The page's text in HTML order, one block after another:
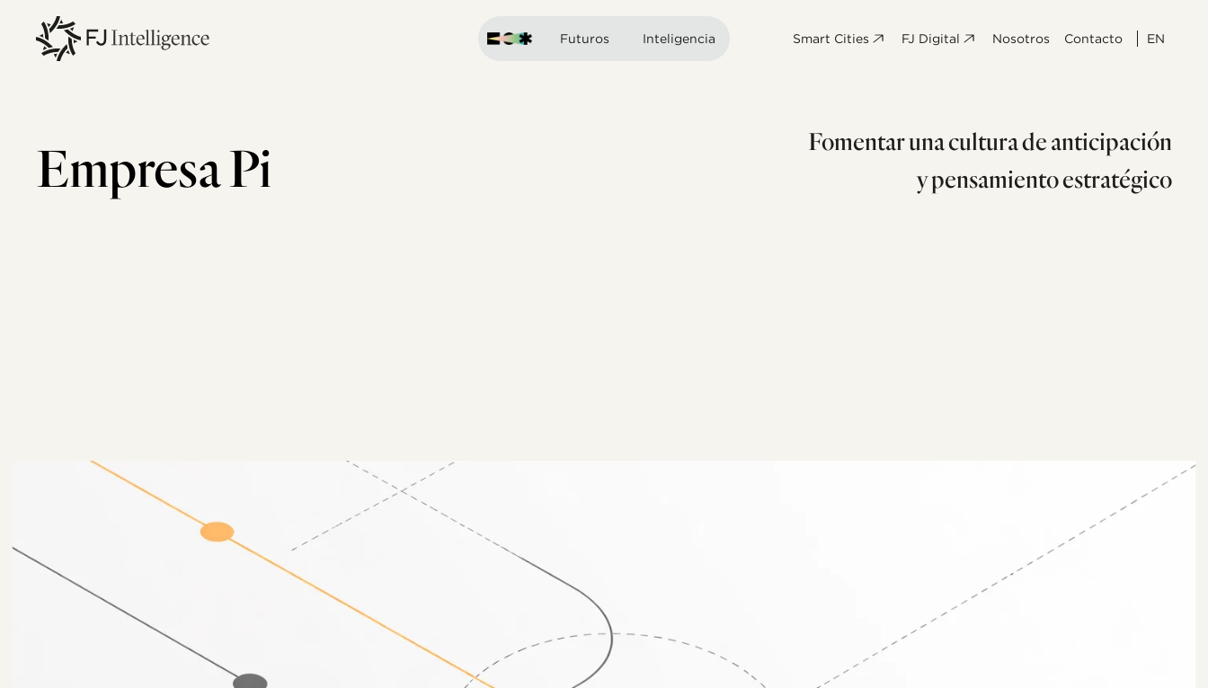
content
Futuros Inteligencia Smart Cities FJ Digital Nosotros Contacto EN
EmpresaPi
Fomentar una cultura de anticipación
y pensamiento estratégico